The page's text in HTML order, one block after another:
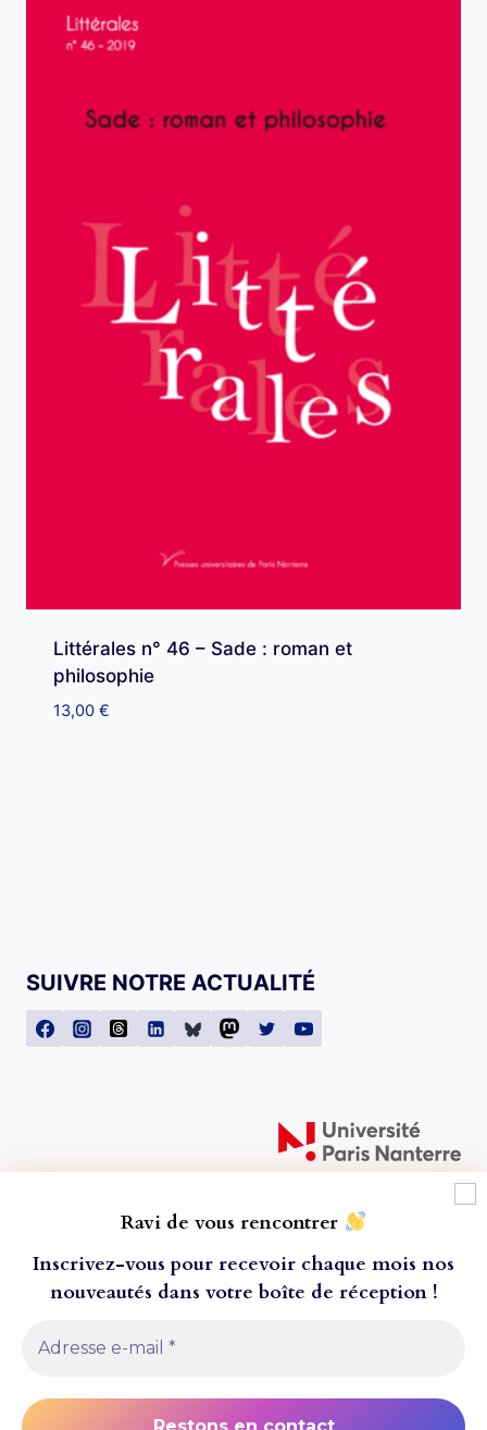
commandes passées après le mercredi 20 juillet ne
Ravi de vous rencontrer
Inscrivez-vous pour recevoir chaque mois nos
nouveautés dans votre boîte de réception!
Littérales n° 46 – Sade : roman et
philosophie
13,00 €
SUIVRE NOTRE ACTUALITÉ
© 2026 Presses universitaires de Paris Nanterre